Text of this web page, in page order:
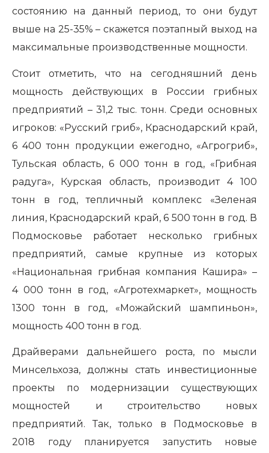
состоянию на данный период, то они будут
выше на 25-35% – скажется поэтапный выход на
максимальные производственные мощности.
Стоит отметить, что на сегодняшний день
мощность действующих в России грибных
предприятий – 31,2 тыс. тонн. Среди основных
игроков: «Русский гриб», Краснодарский край,
6 400 тонн продукции ежегодно, «Агрогриб»,
Тульская область, 6 000 тонн в год, «Грибная
радуга», Курская область, производит 4 100
тонн в год, тепличный комплекс «Зеленая
линия, Краснодарский край, 6 500 тонн в год. В
Подмосковье работает несколько грибных
предприятий, самые крупные из которых
«Национальная грибная компания Кашира» –
4 000 тонн в год, «Агротехмаркет», мощность
1300 тонн в год, «Можайский шампиньон»,
мощность 400 тонн в год.
Драйверами дальнейшего роста, по мысли
Минсельхоза, должны стать инвестиционные
проекты по модернизации существующих
мощностей и строительство новых
предприятий. Так, только в Подмосковье в
2018 году планируется запустить новые